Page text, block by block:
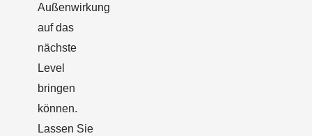
Außenwirkung
auf das
nächste
Level
bringen
können.
Lassen Sie